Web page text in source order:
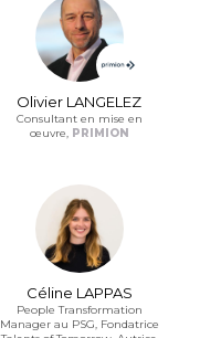
Olivier LANGELEZ
Consultant en mise en
œuvre, PRIMION
Céline LAPPAS
People Transformation
Manager au PSG, Fondatrice